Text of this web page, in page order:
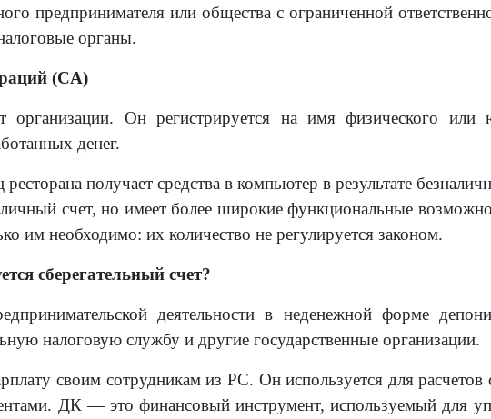
предпринимателя или общества с ограниченной
органы.
(CA)
организации. Он регистрируется на имя физического
денег.
получает средства в компьютер в результате
счет, но имеет более широкие функциональные
им необходимо: их количество не регулируется законом.
сберегательный счет?
деятельности в неденежной форме
налоговую службу и другие государственные организации.
своим сотрудникам из РС. Он используется для
ДК — это финансовый инструмент, используемый для